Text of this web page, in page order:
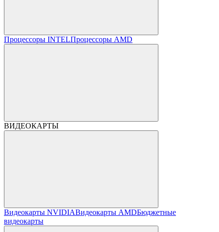
Процессоры INTELПроцессоры AMD
ВИДЕОКАРТЫ
Видеокарты NVIDIAВидеокарты AMDБюджетные
видеокарты